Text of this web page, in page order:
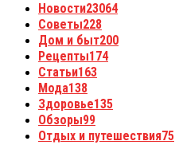
Новости23064
Советы228
Дом и быт200
Рецепты174
Статьи163
Мода138
Здоровье135
Обзоры99
Отдых и путешествия75